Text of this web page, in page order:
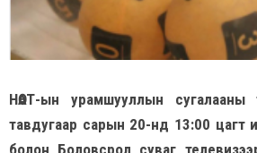
НӨАТ-ын урамшууллын
тавдугаар сарын 20-нд 13:00 цагт
болон Боловсрол суваг